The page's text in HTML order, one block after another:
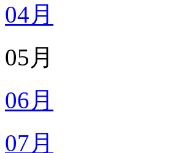
04月
05月
06月
07月